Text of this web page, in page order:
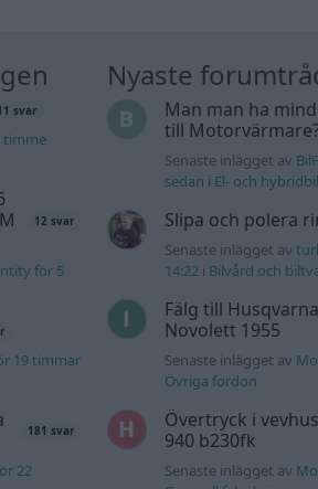
svar
timme
12 svar
för 5
19 timmar
181 svar
22
Nyaste
Man man ha
till
Senaste inlägget av
sedan i El- och
Slipa och polera
Senaste inlägget av
14:22i Bilvård och
Fälg till Husqvarna
Novolett 1955
Senaste inlägget av
Övriga fordon
Övertryck i
940 b230fk
Senaste inlägget av